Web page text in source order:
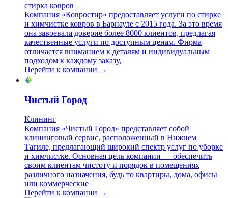
стирка ковров
Компания «Ковростир» предоставляет услуги по стирке
и химчистке ковров в Барнауле с 2015 года. За это время
она завоевала доверие более 8000 клиентов, предлагая
качественные услуги по доступным ценам. Фирма
отличается вниманием к деталям и индивидуальным
подходом к каждому заказу,
Перейти к компании →
Чистый Город
Клининг
Компания «Чистый Город» представляет собой
клининговый сервис, расположенный в Нижнем
Тагиле, предлагающий широкий спектр услуг по уборке
и химчистке. Основная цель компании — обеспечить
своим клиентам чистоту и порядок в помещениях
различного назначения, будь то квартиры, дома, офисы
или коммерческие
Перейти к компании →